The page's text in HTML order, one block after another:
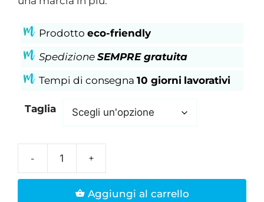
Prodotto eco-friendly
Spedizione SEMPRE gratuita
Tempi di consegna 10 giorni lavorativi
Taglia
donna
bianchi
Aggiungi al carrello